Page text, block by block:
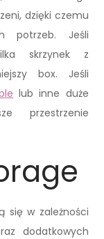
dzięki czemu
potrzeb. Jeśli
skrzynek z
box. Jeśli
lub inne duże
przestrzenie
się w zależności
dodatkowych